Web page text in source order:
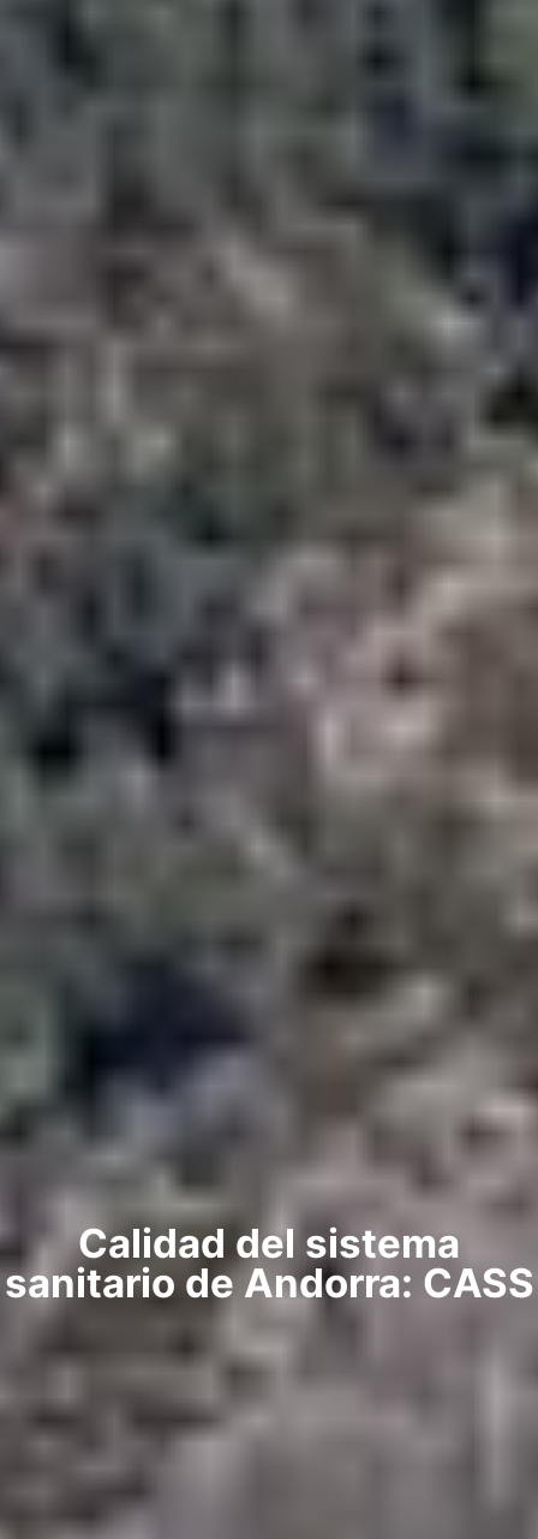
Calidad del sistema
sanitario de Andorra: CASS